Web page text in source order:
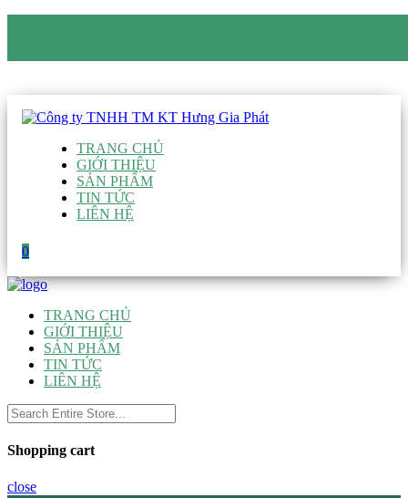
TRANG CHỦ
GIỚI THIỆU
SẢN PHẨM
TIN TỨC
LIÊN HỆ
0
TRANG CHỦ
GIỚI THIỆU
SẢN PHẨM
TIN TỨC
LIÊN HỆ
Shopping cart
close